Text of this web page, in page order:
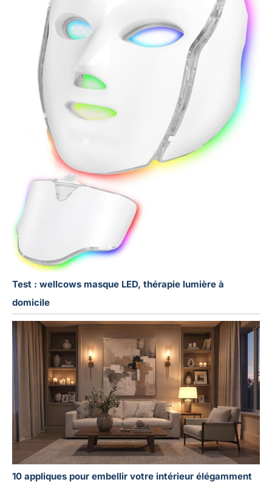
Test : wellcows masque LED, thérapie lumière à
domicile
10 appliques pour embellir votre intérieur élégamment